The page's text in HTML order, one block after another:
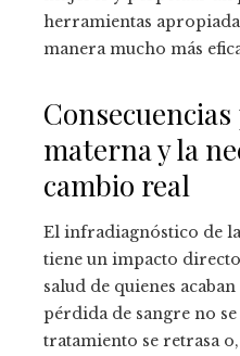
herramientas
manera mucho más
materna y la
cambio real
El infradiagnóstico de
tiene un impacto
salud de quienes
pérdida de sangre no
tratamiento se retrasa